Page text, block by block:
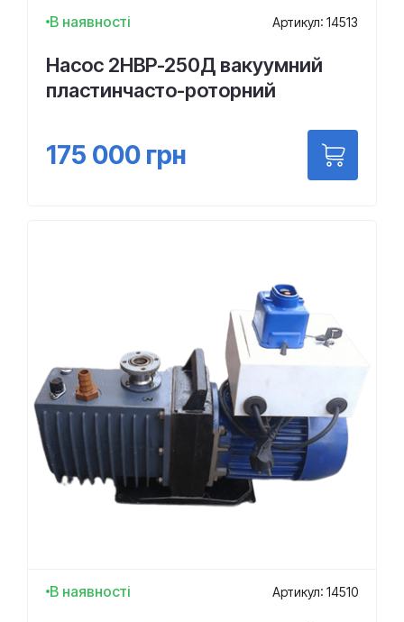
В наявності Артикул: 14513
Насос 2НВР-250Д вакуумний
пластинчасто-роторний
175 000 грн
В наявності Артикул: 14510